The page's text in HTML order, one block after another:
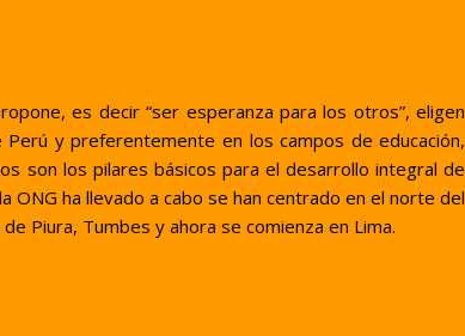
es decir “ser esperanza para los otros”, eligen
y preferentemente en los campos de educación,
son los pilares básicos para el desarrollo integral de
ha llevado a cabo se han centrado en el norte del
Piura, Tumbes y ahora se comienza en Lima.